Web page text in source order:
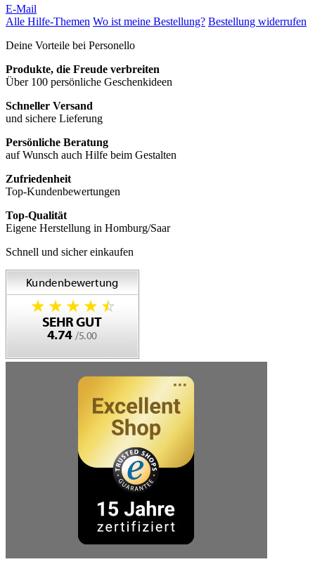
E-Mail
Alle Hilfe-Themen Wo ist meine Bestellung? Bestellung widerrufen
Deine Vorteile bei Personello
Produkte, die Freude verbreiten
Über 100 persönliche Geschenkideen
Schneller Versand
und sichere Lieferung
Persönliche Beratung
auf Wunsch auch Hilfe beim Gestalten
Zufriedenheit
Top-Kundenbewertungen
Top-Qualität
Eigene Herstellung in Homburg/Saar
Schnell und sicher einkaufen